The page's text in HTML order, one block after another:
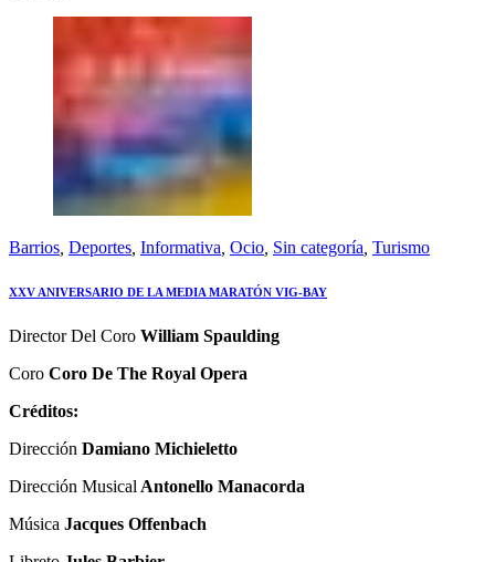
Barrios Deportes Informativa Ocio Sin categoría Turismo
XXV ANIVERSARIO DE LA MEDIA MARATÓN VIG-BAY
Director Del Coro William Spaulding
Coro Coro De The Royal Opera
Créditos:
Dirección Damiano Michieletto
Dirección Musical Antonello Manacorda
Música Jacques Offenbach